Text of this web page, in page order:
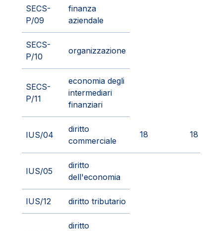
SECS-
P/09
finanza
aziendale
SECS-
P/10
organizzazione
SECS-
P/11
economia degli
intermediari
finanziari
IUS/04
diritto
commerciale
18 18
IUS/05
diritto
dell'economia
IUS/12 diritto tributario
diritto